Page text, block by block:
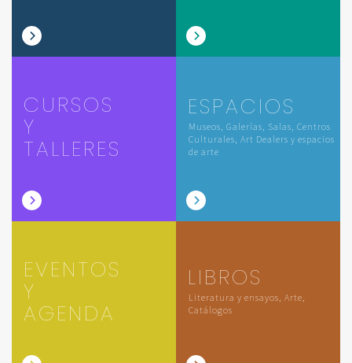
CURSOS
Y
TALLERES
ESPACIOS
Museos, Galerías, Salas, Centros
Culturales, Art Dealers y espacios
de arte
EVENTOS
Y
AGENDA
LIBROS
Literatura y ensayos, Arte,
Catálogos